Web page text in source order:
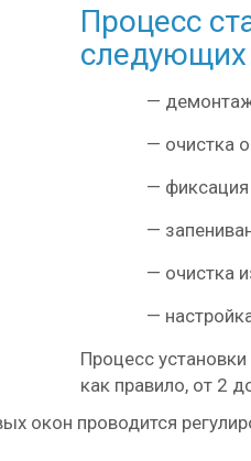
Процесс
следующих
—
— очистка
—
—
— очистка
—
Процесс
как правило, от 2
окон проводится